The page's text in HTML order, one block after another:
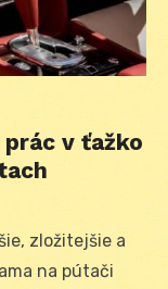
v ťažko
zložitejšie a
na pútači